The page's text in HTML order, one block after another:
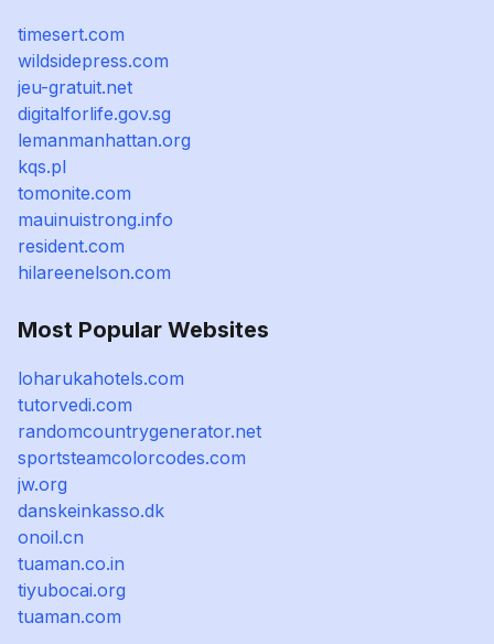
timesert.com
wildsidepress.com
jeu-gratuit.net
digitalforlife.gov.sg
lemanmanhattan.org
kqs.pl
tomonite.com
mauinuistrong.info
resident.com
hilareenelson.com
Most Popular Websites
loharukahotels.com
tutorvedi.com
randomcountrygenerator.net
sportsteamcolorcodes.com
jw.org
danskeinkasso.dk
onoil.cn
tuaman.co.in
tiyubocai.org
tuaman.com